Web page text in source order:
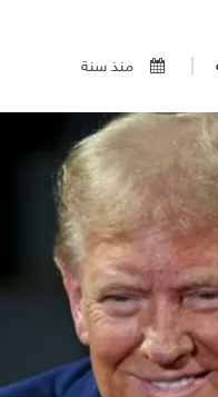
منذ سنة